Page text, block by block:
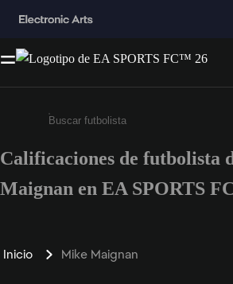
Ingresa un mínimo de 3
Calificaciones de futbolista
Maignan en EA SPORTS
Inicio Mike Maignan